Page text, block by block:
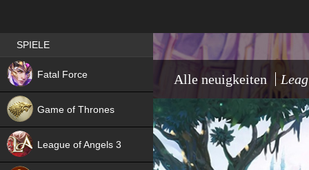
Alle neuigkeiten
Best RPG games in Germany
SPIELE
Fatal Force
NEW
Game of Thrones
League of Angels 3